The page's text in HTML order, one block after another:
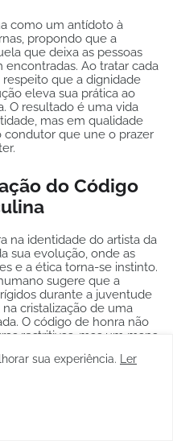
como um antídoto à
propondo que a
que deixa as pessoas
Ao tratar cada
que a dignidade
eleva sua prática ao
O resultado é uma vida
mas em qualidade
que une o prazer
do Código
na identidade do artista da
sua evolução, onde as
e a ética torna-se instinto.
sugere que a
durante a juventude
cristalização de uma
O código de honra não
restritivas, mas um mapa
com uma bússola
que a honra na
que responde tanto às
sua experiência.
Ler